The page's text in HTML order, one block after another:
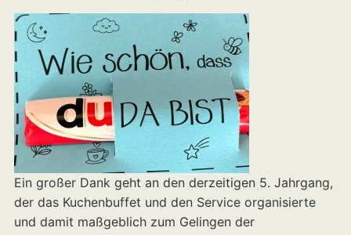
Ein großer Dank geht an den derzeitigen 5. Jahrgang,
der das Kuchenbuffet und den Service organisierte
und damit maßgeblich zum Gelingen der